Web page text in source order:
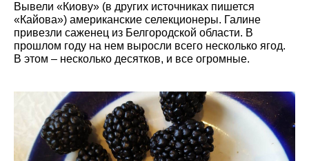
Вывели «Киову» (в других источниках пишется
«Кайова») американские селекционеры. Галине
привезли саженец из Белгородской области. В
прошлом году на нем выросли всего несколько ягод.
В этом – несколько десятков, и все огромные.